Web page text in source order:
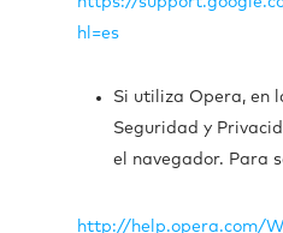
hl=es
Si utiliza Opera, en
Seguridad y
el navegador. Para
http://help.opera.com/